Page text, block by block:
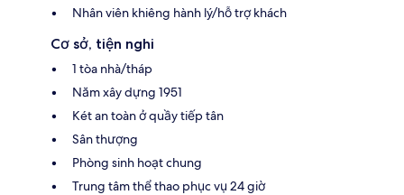
Nhân viên khiêng hành lý/hỗ trợ khách
Cơ sở, tiện nghi
1 tòa nhà/tháp
Năm xây dựng 1951
Két an toàn ở quầy tiếp tân
Sân thượng
Phòng sinh hoạt chung
Trung tâm thể thao phục vụ 24 giờ